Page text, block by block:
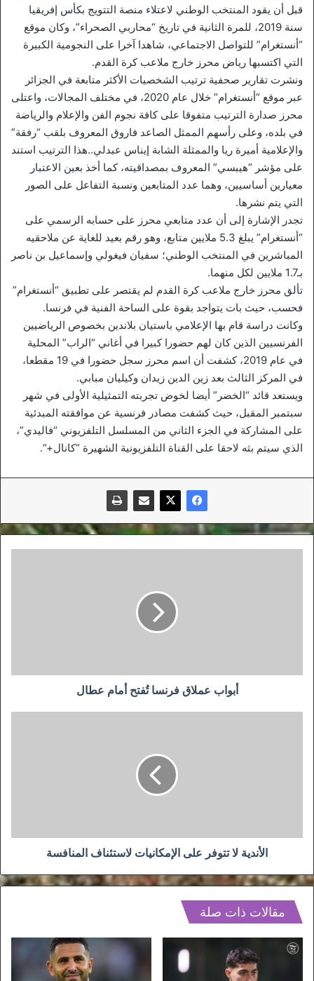
قبل أن يقود المنتخب الوطني لاعتلاء منصة التتويج بكأس إفريقيا
سنة 2019، للمرة الثانية في تاريخ “محاربي الصحراء”، وكان موقع
“أنستغرام” للتواصل الاجتماعي، شاهدا آخرا على النجومية الكبيرة
التي اكتسبها رياض محرز خارج ملاعب كرة القدم.
ونشرت تقارير صحفية ترتيب الشخصيات الأكثر متابعة في الجزائر
عبر موقع “أنستغرام” خلال عام 2020، في مختلف المجالات، واعتلى
محرز صدارة الترتيب متفوقا على كافة نجوم الفن والإعلام والرياضة
في بلده، وعلى رأسهم الممثل الصاعد فاروق المعروف بلقب “رفقة”
والإعلامية أميرة ريا والممثلة الشابة إيناس عبدلي..هذا الترتيب استند
على مؤشر “هيبسي” المعروف بمصداقيته، كما أخذ بعين الاعتبار
معيارين أساسيين، وهما عدد المتابعين ونسبة التفاعل على الصور
التي يتم نشرها.
تجدر الإشارة إلى أن عدد متابعي محرز على حسابه الرسمي على
“أنستغرام” يبلغ 5.3 ملايين متابع، وهو رقم بعيد للغاية عن ملاحقيه
المباشرين في المنتخب الوطني؛ سفيان فيغولي وإسماعيل بن ناصر
بـ1.7 ملايين لكل منهما.
تألق محرز خارج ملاعب كرة القدم لم يقتصر على تطبيق “أنستغرام”
فحسب، حيث بات يتواجد بقوة على الساحة الفنية في فرنسا.
وكانت دراسة قام بها الإعلامي باستيان بلاندين بخصوص الرياضيين
الفرنسيين الذين كان لهم حضورا كبيرا في أغاني “الراب” المحلية
في عام 2019، كشفت أن اسم محرز سجل حضورا في 19 مقطعا،
في المركز الثالث بعد زين الدين زيدان وكيليان مبابي.
ويستعد قائد “الخضر” أيضا لخوض تجربته التمثيلية الأولى في شهر
سبتمبر المقبل، حيث كشفت مصادر فرنسية عن موافقته المبدئية
على المشاركة في الجزء الثاني من المسلسل التلفزيوني “فاليدي”،
الذي سيتم بثه لاحقا على القناة التلفزيونية الشهيرة “كانال+”.
أبواب عملاق فرنسا تُفتح أمام عطال
الأندية لا تتوفر على الإمكانيات لاستئناف المنافسة
مقالات ذات صلة